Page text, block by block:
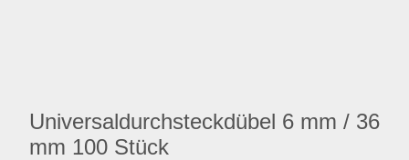
Universaldurchsteckdübel 6 mm / 36
mm 100 Stück